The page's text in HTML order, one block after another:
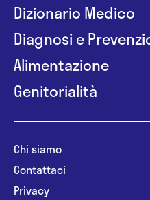
Dizionario Medico
Diagnosi e
Alimentazione
Genitorialità
Chi siamo
Contattaci
Privacy